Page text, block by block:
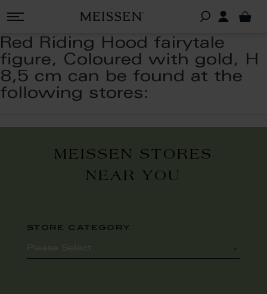
Red Riding Hood fairytale
figure, Coloured with gold, H
8,5 cm can be found at the
following stores:
MEISSEN STORES
NEAR YOU
store category